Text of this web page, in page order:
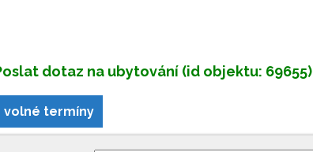
dotaz na ubytování (id objektu: 69655)
volné termíny